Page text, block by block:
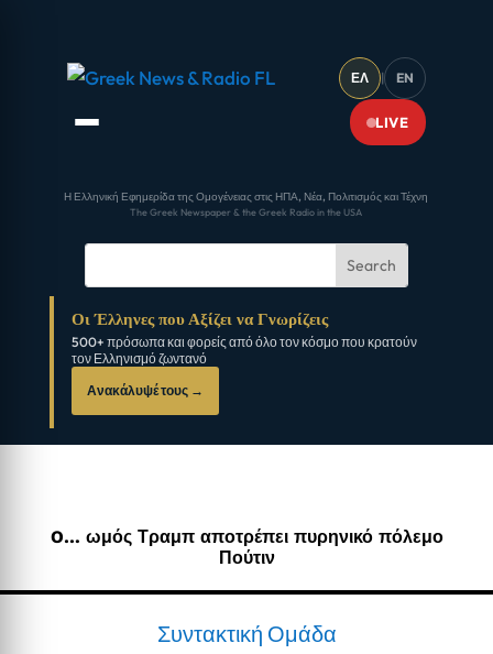
ΕΛ | EN
LIVE
Η Ελληνική Εφημερίδα της Ομογένειας στις ΗΠΑ, Νέα, Πολιτισμός και Τέχνη
The Greek Newspaper & the Greek Radio in the USA
Οι Έλληνες που Αξίζει να Γνωρίζεις
500+ πρόσωπα και φορείς από όλο τον κόσμο που κρατούν
τον Ελληνισμό ζωντανό
Ανακάλυψέ τους →
O… ωμός Τραμπ αποτρέπει πυρηνικό πόλεμο
Πούτιν
Συντακτική Ομάδα